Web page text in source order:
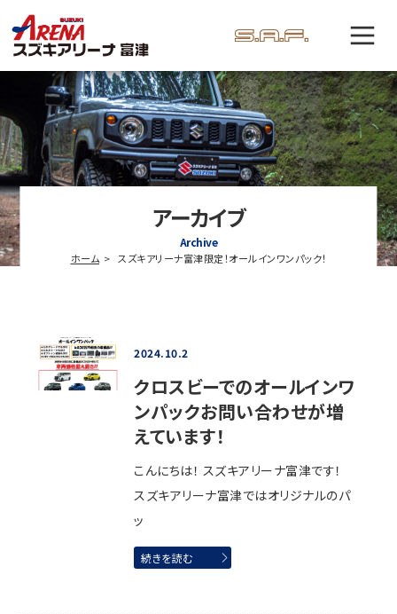
アーカイブ
Archive
ホーム スズキアリーナ富津限定！オールインワンパック！
2024.10.2
クロスビーでのオールインワ
ンパックお問い合わせが増
えています！
こんにちは！ スズキアリーナ富津です！
スズキアリーナ富津ではオリジナルのパ
ッ
続きを読む